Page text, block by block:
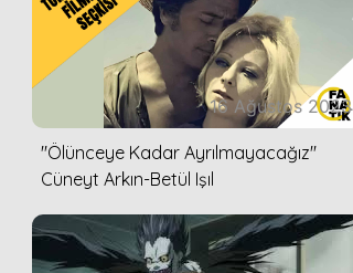
16 Ağustos 2023
''Ölünceye Kadar Ayrılmayacağız''
Cüneyt Arkın-Betül Işıl